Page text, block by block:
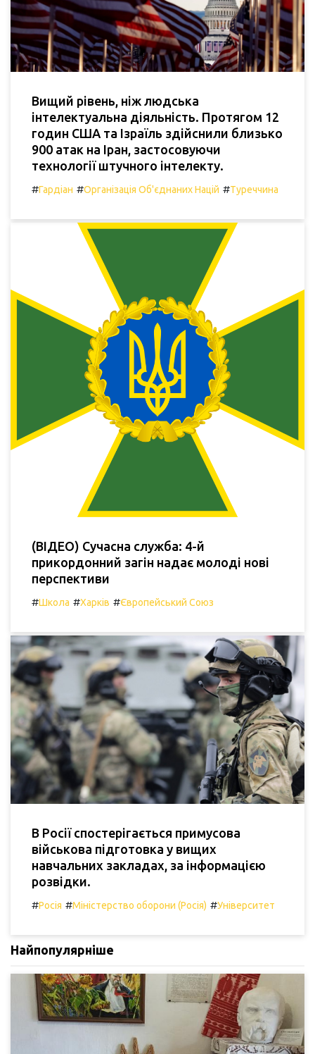
Вищий рівень, ніж людська
інтелектуальна діяльність. Протягом 12
годин США та Ізраїль здійснили близько
900 атак на Іран, застосовуючи
технології штучного інтелекту.
#Гардіан #Організація Об'єднаних Націй #Туреччина
(ВІДЕО) Сучасна служба: 4-й
прикордонний загін надає молоді нові
перспективи
#Школа #Харків #Європейський Союз
В Росії спостерігається примусова
військова підготовка у вищих
навчальних закладах, за інформацією
розвідки.
#Росія #Міністерство оборони (Росія) #Університет
Найпопулярніше